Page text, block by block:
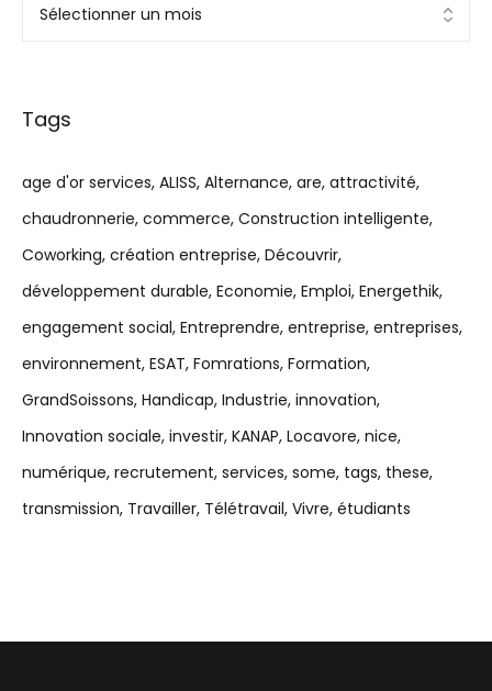
Tags
age d'or services ALISS Alternance are attractivité
chaudronnerie commerce Construction intelligente
Coworking création entreprise Découvrir
développement durable Economie Emploi Energethik
engagement social Entreprendre entreprise entreprises
environnement ESAT Fomrations Formation
GrandSoissons Handicap Industrie innovation
Innovation sociale investir KANAP Locavore nice
numérique recrutement services some tags these
transmission Travailler Télétravail Vivre étudiants